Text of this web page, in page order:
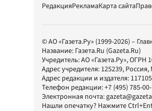
РедакцияРекламаКарта сайта
© АО «Газета.Ру» (1999-2026) –
Название: Газета.Ru (Gazeta.Ru)
Учредитель:АО «Газета.Ру», ОГРН
Адрес учредителя: 125239,
Адрес редакции и издателя: 117105
Телефон редакции:+7 (495) 785-
Электронная почта:
Нашли опечатку? Нажмите